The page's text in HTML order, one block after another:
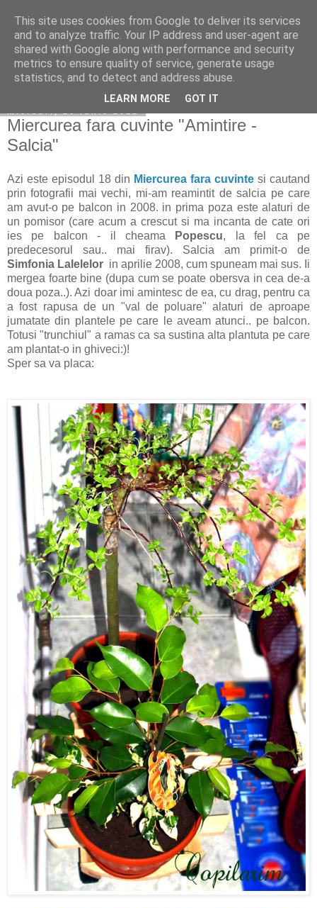
Copilarim
Miercurea fara cuvinte "Amintire -
Salcia"
Azi este episodul 18 din Miercurea fara cuvinte si cautand
prin fotografii mai vechi, mi-am reamintit de salcia pe care
am avut-o pe balcon in 2008. in prima poza este alaturi de
un pomisor (care acum a crescut si ma incanta de cate ori
ies pe balcon - il cheama
Popescu, la fel ca pe
predecesorul sau.. mai firav). Salcia am primit-o de
Simfonia Lalelelor in aprilie 2008, cum spuneam mai sus. Ii
mergea foarte bine (dupa cum se poate obersva in cea de-a
doua poza..). Azi doar imi amintesc de ea, cu drag, pentru ca
a fost rapusa de un "val de poluare" alaturi de aproape
jumatate din plantele pe care le aveam atunci.. pe balcon.
Totusi "trunchiul" a ramas ca sa sustina alta plantuta pe care
am plantat-o in ghiveci:)!
Sper sa va placa:
This site uses cookies from Google to deliver its services
and to analyze traffic. Your IP address and user-agent are
shared with Google along with performance and security
metrics to ensure quality of service, generate usage
statistics, and to detect and address abuse.
LEARN MORE GOT IT